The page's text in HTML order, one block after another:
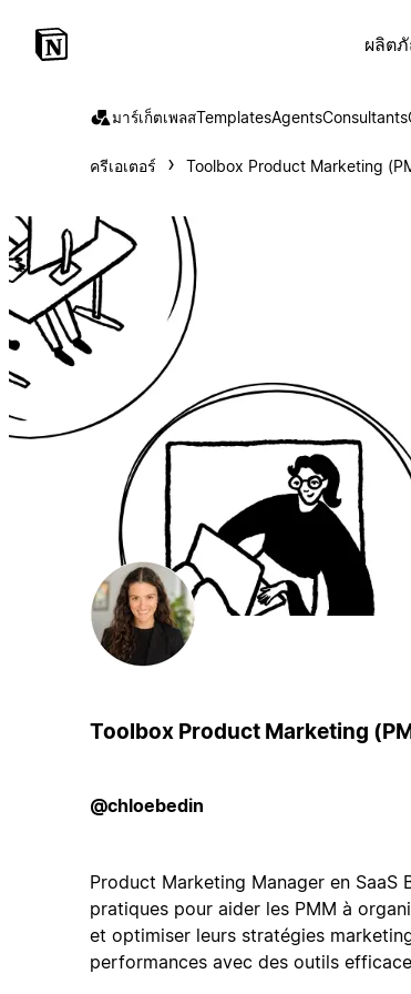
ผลิต
มาร์เก็ตเพลสTemplatesAgentsConsultants
ครีเอเตอร์ Toolbox Product Marketing
Toolbox Product Marketing
@chloebedin
Product Marketing Manager en SaaS
pratiques pour aider les PMM à
et optimiser leurs stratégies
performances avec des outils